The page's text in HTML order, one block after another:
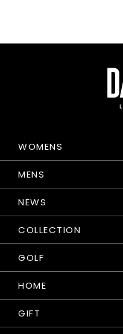
WOMENS
MENS
NEWS
COLLECTION
GOLF
HOME
GIFT